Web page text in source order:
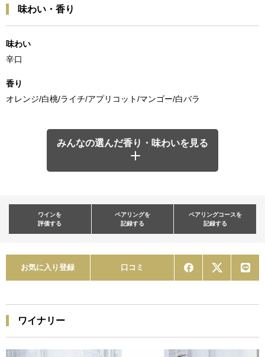
味わい・香り
味わい
辛口
香り
オレンジ/白桃/ライチ/アプリコット/マンゴー/白バラ
みんなの選んだ香り・味わいを見る
ワインを
評価する
ペアリングを
記録する
ペアリングコースを
記録する
お気に入り登録 口コミ
ワイナリー